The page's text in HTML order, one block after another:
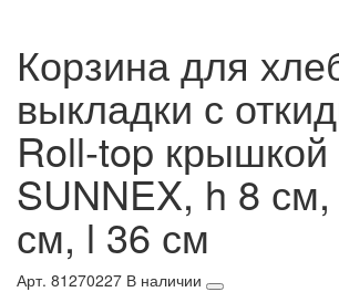
Корзина для
выкладки с
Roll-top крышкой
SUNNEX, h 8
см, l 36 см
Арт. 81270227 В наличии